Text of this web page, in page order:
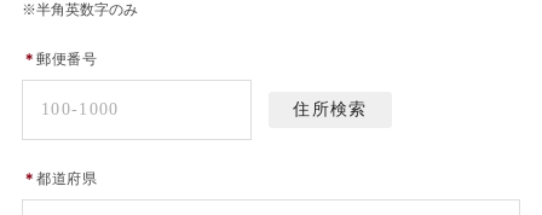
※半角英数字のみ
＊郵便番号
＊都道府県